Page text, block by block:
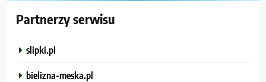
Partnerzy serwisu
slipki.pl
bielizna-meska.pl